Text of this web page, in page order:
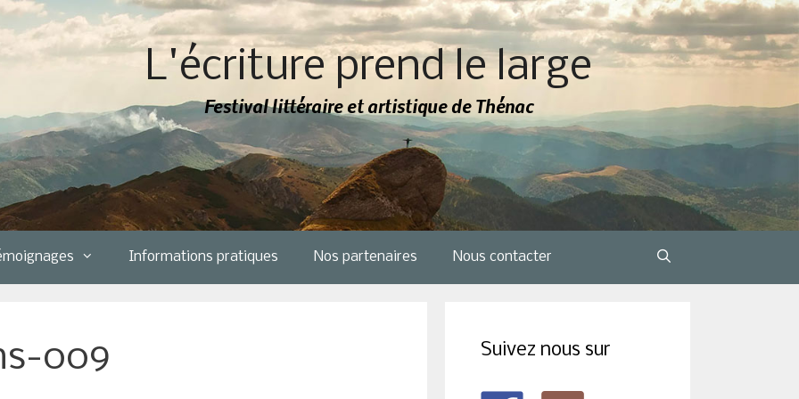
L'écriture prend le large
Festival littéraire et artistique de Thénac
Informations pratiques Nos partenaires Nous contacter
009 Suivez nous sur